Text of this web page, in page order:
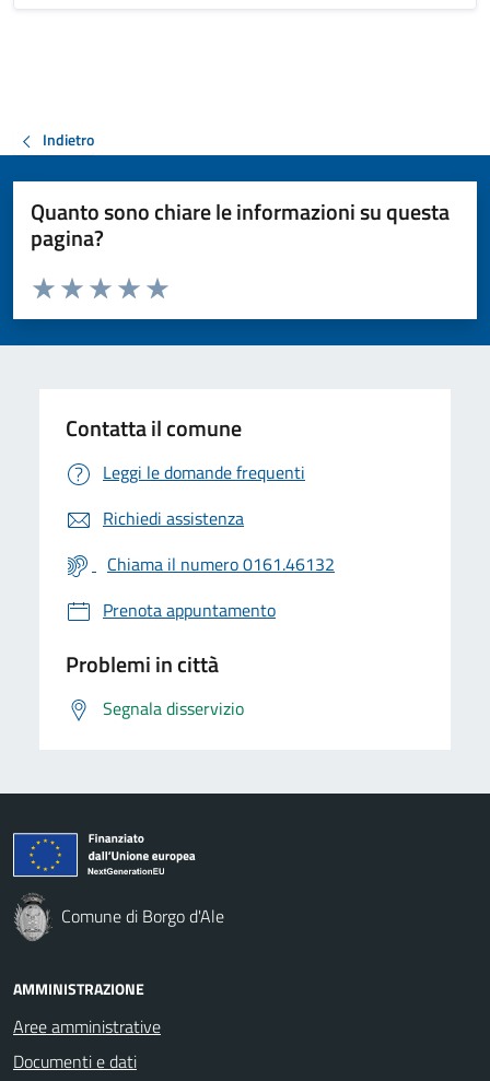
Indietro
Quanto sono chiare le informazioni su questa
pagina?
Valuta da 1 a 5 stelle la pagina
Valuta 5 stelle su 5
Valuta 4 stelle su 5
Valuta 3 stelle su 5
Valuta 2 stelle su 5
Valuta 1 stelle su 5
Contatta il comune
Leggi le domande frequenti
Richiedi assistenza
Chiama il numero 0161.46132
Prenota appuntamento
Problemi in città
Segnala disservizio
Comune di Borgo d'Ale
AMMINISTRAZIONE
Aree amministrative
Documenti e dati